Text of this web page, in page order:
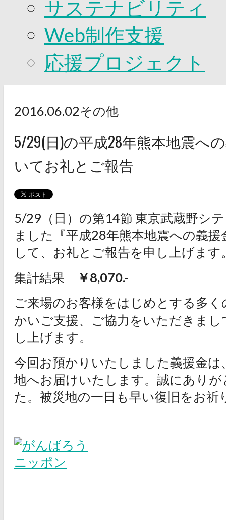
サステナビリティ
Web制作支援
応援プロジェクト
2016.06.02その他
5/29(日)の平成28年熊本地震へ
いてお礼とご報告
5/29（日）の第14節 東京武蔵野シ
ました『平成28年熊本地震への義
して、お礼とご報告を申し上げます
集計結果
￥8,070.-
ご来場のお客様をはじめとする多
かいご支援、ご協力をいただきま
し上げます。
今回お預かりいたしました義援金は
地へお届けいたします。誠にあり
た。被災地の一日も早い復旧をお祈